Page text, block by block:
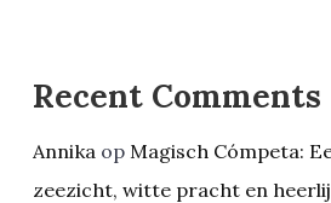
Recent Comments
Annika op Magisch Cómpeta:
zeezicht, witte pracht en